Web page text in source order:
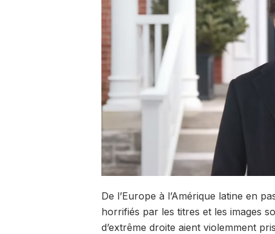
De l’Europe à l’Amérique latine en
horrifiés par les titres et les images
d’extrême droite aient violemment